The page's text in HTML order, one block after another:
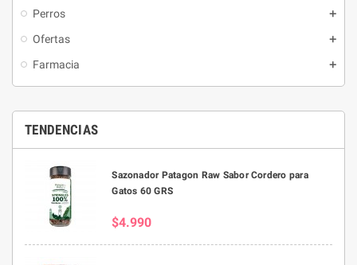
Perros
Ofertas
Farmacia
TENDENCIAS
Sazonador Patagon Raw Sabor Cordero para
Gatos 60 GRS
$4.990